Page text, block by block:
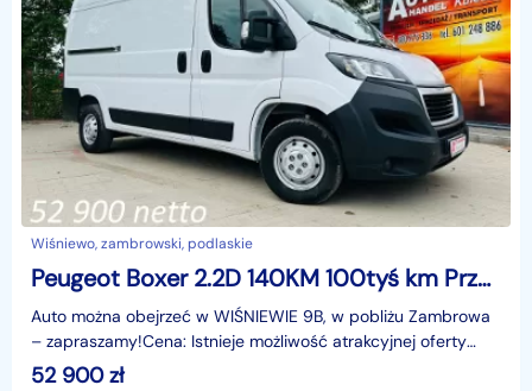
Wiśniewo, zambrowski, podlaskie
Peugeot Boxer 2.2D 140KM 100tyś km Przebiegu
Auto można obejrzeć w WIŚNIEWIE 9B, w pobliżu Zambrowa
– zapraszamy!Cena: Istnieje możliwość atrakcyjnej oferty
eksportowej – skontaktuj się, by dowiedzieć się
52 900zł